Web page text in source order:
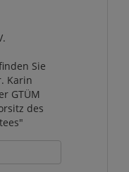
Sie
Karin
GTÜM
des